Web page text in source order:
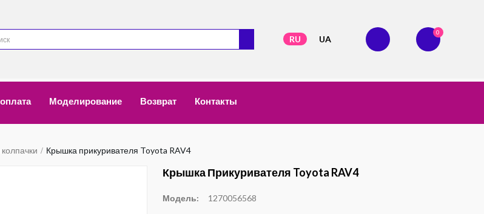
RU UA
0
Моделирование Возврат Контакты
Крышка прикуривателя Toyota RAV4
Крышка Прикуривателя Toyota RAV4
Модель: 1270056568